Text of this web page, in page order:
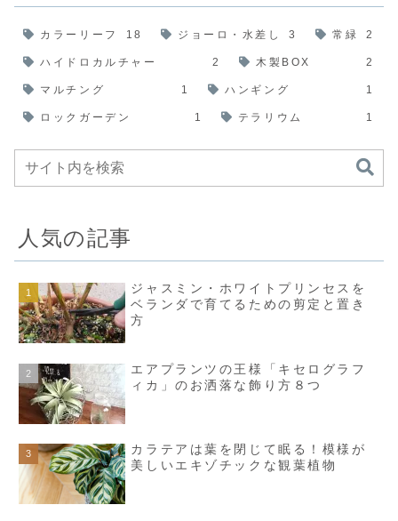
カラーリーフ 18 ジョーロ・水差し 3 常緑 2
ハイドロカルチャー 2 木製BOX 2
マルチング 1 ハンギング 1
ロックガーデン 1 テラリウム 1
人気の記事
ジャスミン・ホワイトプリンセスを
ベランダで育てるための剪定と置き
方
エアプランツの王様「キセログラフ
ィカ」のお洒落な飾り方８つ
カラテアは葉を閉じて眠る！模様が
美しいエキゾチックな観葉植物